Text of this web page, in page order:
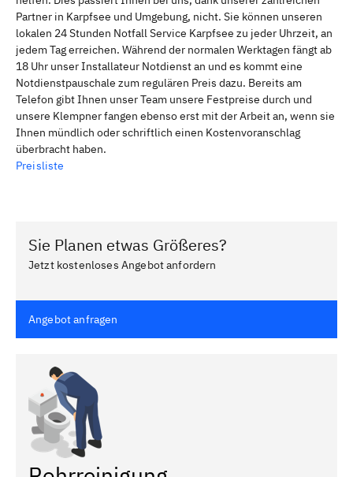
Partner in Karpfsee und Umgebung, nicht. Sie können unseren
lokalen 24 Stunden Notfall Service Karpfsee zu jeder Uhrzeit, an
jedem Tag erreichen. Während der normalen Werktagen fängt ab
18 Uhr unser Installateur Notdienst an und es kommt eine
Notdienstpauschale zum regulären Preis dazu. Bereits am
Telefon gibt Ihnen unser Team unsere Festpreise durch und
unsere Klempner fangen ebenso erst mit der Arbeit an, wenn sie
Ihnen mündlich oder schriftlich einen Kostenvoranschlag
überbracht haben.
Preisliste
Sie Planen etwas Größeres?
Jetzt kostenloses Angebot anfordern
Angebot anfragen